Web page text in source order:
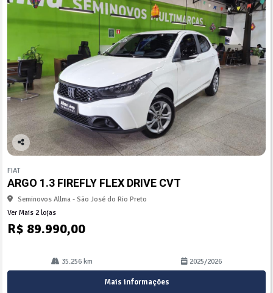
Co
arti
lhe
FIAT
ARGO 1.3 FIREFLY FLEX DRIVE CVT
Seminovos Allma - São José do Rio Preto
Ver Mais 2 lojas
R$ 89.990,00
35.256 km 2025/2026
Mais informações